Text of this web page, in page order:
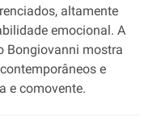
altamente
emocional. A
Bongiovanni mostra
e
e comovente.